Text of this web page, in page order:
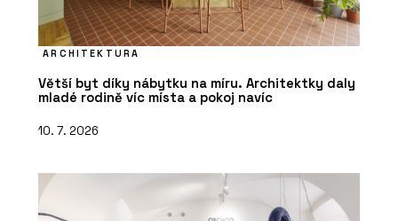
ARCHITEKTURA
Větší byt díky nábytku na míru. Architektky daly
mladé rodině víc místa a pokoj navíc
10. 7. 2026